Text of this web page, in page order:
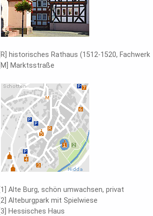
[R] historisches Rathaus (1512-1520, Fachwerk
[M] Marktsstraße
[1] Alte Burg, schön umwachsen, privat
[2] Alteburgpark mit Spielwiese
[3] Hessisches Haus